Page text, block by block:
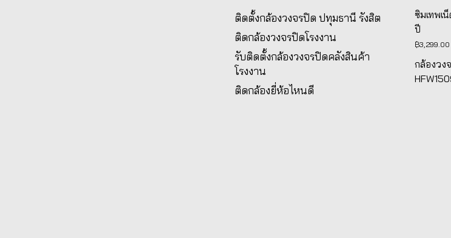
ติดตั้งกล้องวงจรปิด ปทุมธานี รังสิต
ติดกล้องวงจรปิดโรงงาน
รับติดตั้งกล้องวงจรปิดคลังสินค้า
โรงงาน
ติดกล้องยี่ห้อไหนดี
ซิมเทพเ
ปี
฿3,299.00
กล้องวง